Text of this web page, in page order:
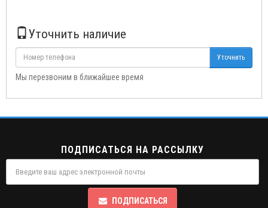
Уточнить наличие
Уточнить
Мы перезвоним в ближайшее время
ПОДПИСАТЬСЯ НА РАССЫЛКУ
ПОДПИСАТЬСЯ